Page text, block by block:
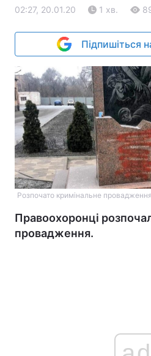
02:27, 20.01.20 1 хв.
Підпишіться
Розпочато кримінальне
Правоохоронці
провадження.